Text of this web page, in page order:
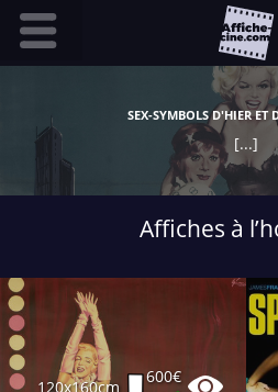
Promotions
FAQ
Communauté
SEX-SYMBOLS D'HIER ET
[...]
Affiches à
120x160cm
600€